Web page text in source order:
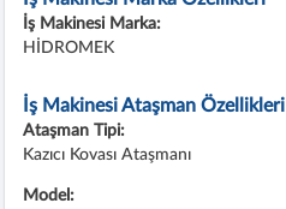
İş Makinesi Marka:
HİDROMEK
İş Makinesi Ataşman Özellikleri
Ataşman Tipi:
Kazıcı Kovası Ataşmanı
Model: